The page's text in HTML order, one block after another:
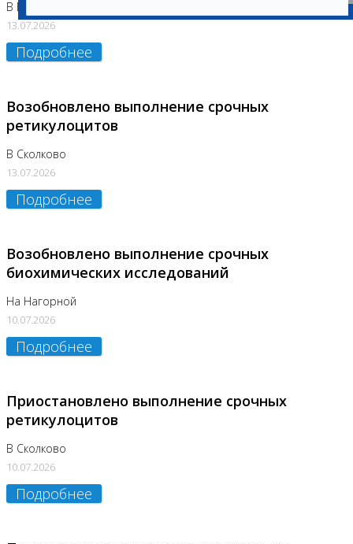
В Бутово
13.07.2026
Подробнее
Возобновлено выполнение срочных
ретикулоцитов
В Сколково
13.07.2026
Подробнее
Возобновлено выполнение срочных
биохимических исследований
На Нагорной
10.07.2026
Подробнее
Приостановлено выполнение срочных
ретикулоцитов
В Сколково
10.07.2026
Подробнее